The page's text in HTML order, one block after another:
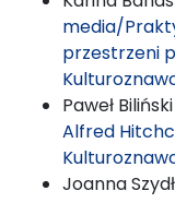
media/
przestrzeni
Paweł
Alfred
Joanna